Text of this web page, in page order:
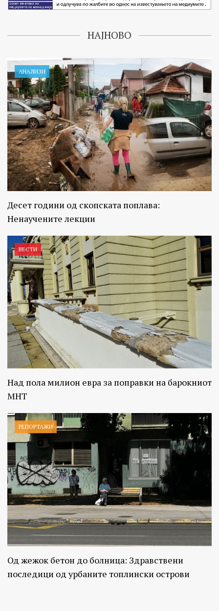
НАЈНОВО
АНАЛИЗИ
Десет години од скопската поплава:
Ненаучените лекции
ВЕСТИ
Над пола милион евра за поправки на барокниот
МНТ
РЕПОРТАЖИ
Од жежок бетон до болница: Здравствени
последици од урбаните топлински острови